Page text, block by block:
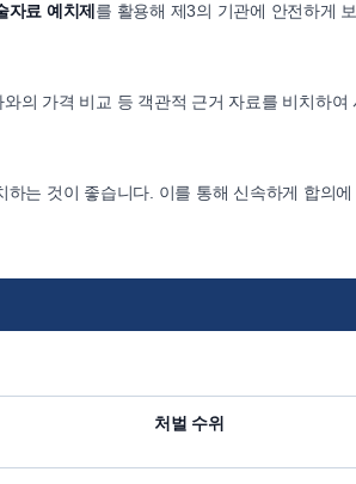
자료 예치제 를 활용해 제3의 기관에 안전하게
의 가격 비교 등 객관적 근거 자료를 비치하여
하는 것이 좋습니다. 이를 통해 신속하게 합의
처벌 수위